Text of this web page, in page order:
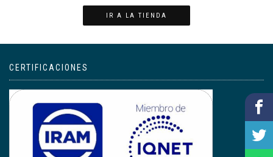
IR A LA TIENDA
CERTIFICACIONES